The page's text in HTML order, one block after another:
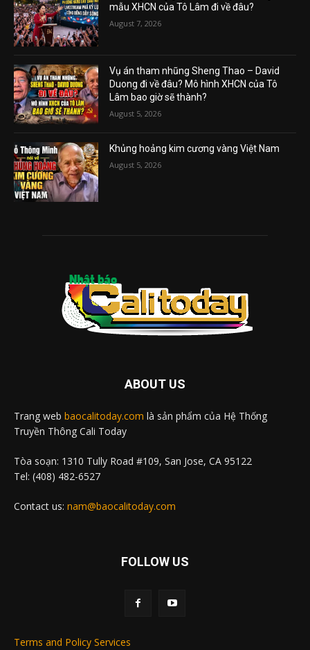
mẫu XHCN của Tô Lâm đi về đâu?
August 7, 2026
Vụ án tham nhũng Sheng Thao – David
Duong đi về đâu? Mô hình XHCN của Tô
Lâm bao giờ sẽ thành?
August 5, 2026
Khủng hoảng kim cương vàng Việt Nam
August 5, 2026
ABOUT US
Trang web baocalitoday.com là sản phẩm của Hệ Thống
Truyền Thông Cali Today
Tòa soạn: 1310 Tully Road #109, San Jose, CA 95122
Tel: (408) 482-6527
Contact us: nam@baocalitoday.com
FOLLOW US
Terms and Policy Services